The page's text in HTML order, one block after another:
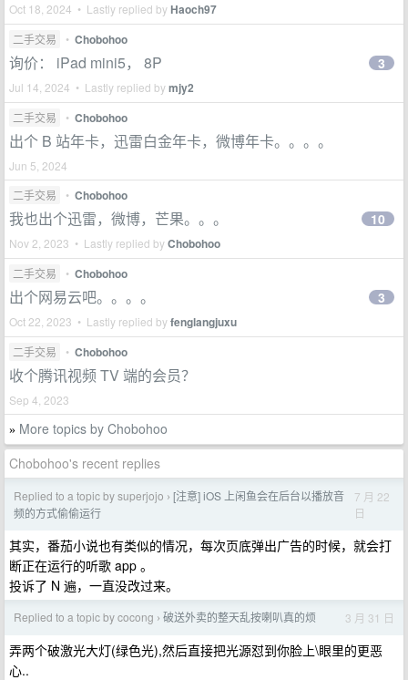
Oct 18, 2024 • Lastly replied byHaoch97
二手交易 • Chobohoo
询价： iPad mini5， 8P
Jul 14, 2024 • Lastly replied bymjy2
3
二手交易 • Chobohoo
出个 B 站年卡，迅雷白金年卡，微博年卡。。。。
Jun 5, 2024
二手交易
• Chobohoo
我也出个迅雷，微博，芒果。。。
Nov 2, 2023 • Lastly replied byChobohoo
10
二手交易 • Chobohoo
出个网易云吧。。。。
Oct 22, 2023 • Lastly replied byfenglangjuxu
3
二手交易 • Chobohoo
收个腾讯视频 TV 端的会员？
Sep 4, 2023
» More topics by Chobohoo
Chobohoo's recent replies
Replied to a topic by superjojo › [注意] iOS 上闲鱼会在后台以播放音
频的方式偷偷运行
7 月 22
日
其实，番茄小说也有类似的情况，每次页底弹出广告的时候，就会打
断正在运行的听歌 app 。
投诉了 N 遍，一直没改过来。
Replied to a topic by cocong › 破送外卖的整天乱按喇叭真的烦 3 月 31 日
弄两个破激光大灯(绿色光),然后直接把光源怼到你脸上\眼里的更恶
心..